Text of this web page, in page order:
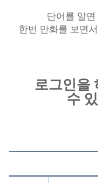
단어를 알
한번 만화를 보면